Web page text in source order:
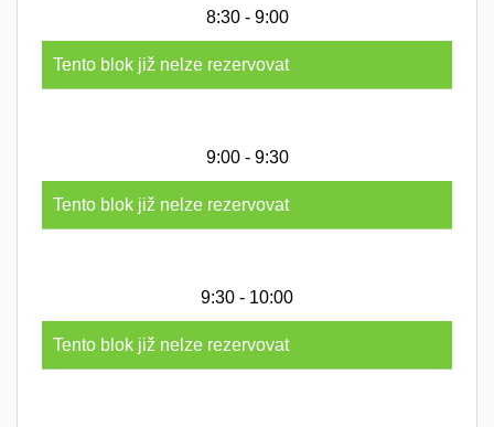
8:30 - 9:00
Tento blok již nelze rezervovat
9:00 - 9:30
Tento blok již nelze rezervovat
9:30 - 10:00
Tento blok již nelze rezervovat